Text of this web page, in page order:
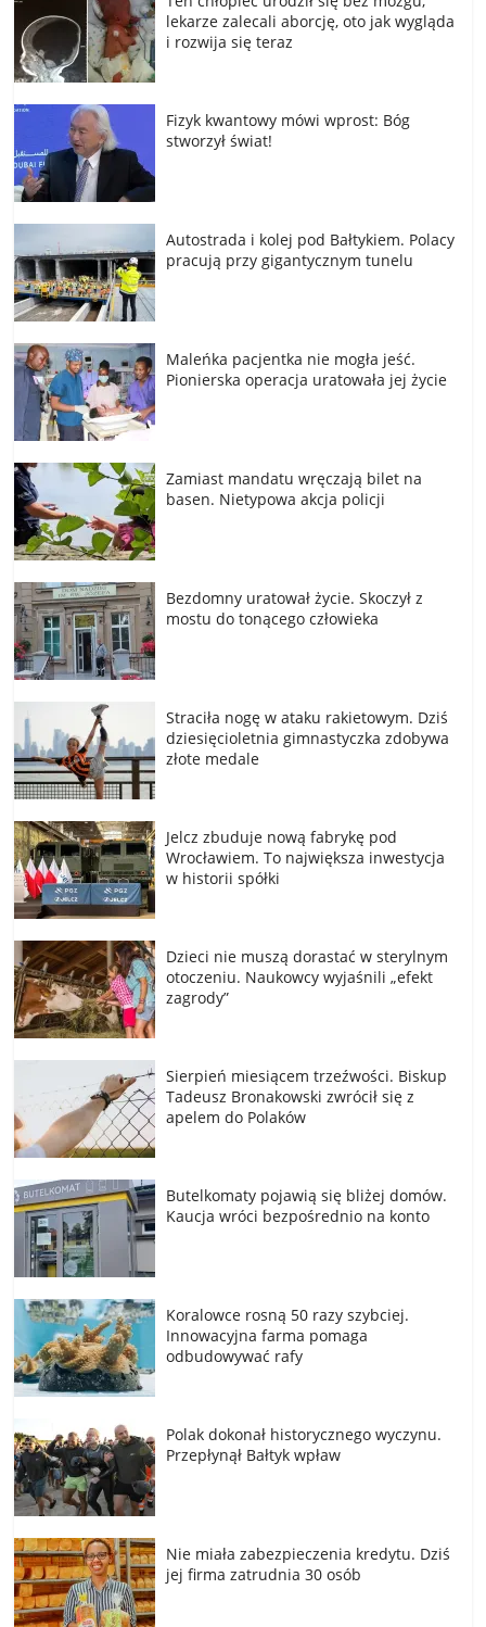
lekarze zalecali aborcję, oto jak wygląda
i rozwija się teraz
Fizyk kwantowy mówi wprost: Bóg
stworzył świat!
Autostrada i kolej pod Bałtykiem. Polacy
pracują przy gigantycznym tunelu
Maleńka pacjentka nie mogła jeść.
Pionierska operacja uratowała jej życie
Zamiast mandatu wręczają bilet na
basen. Nietypowa akcja policji
Bezdomny uratował życie. Skoczył z
mostu do tonącego człowieka
Straciła nogę w ataku rakietowym. Dziś
dziesięcioletnia gimnastyczka zdobywa
złote medale
Jelcz zbuduje nową fabrykę pod
Wrocławiem. To największa inwestycja
w historii spółki
Dzieci nie muszą dorastać w sterylnym
otoczeniu. Naukowcy wyjaśnili „efekt
zagrody”
Sierpień miesiącem trzeźwości. Biskup
Tadeusz Bronakowski zwrócił się z
apelem do Polaków
Butelkomaty pojawią się bliżej domów.
Kaucja wróci bezpośrednio na konto
Koralowce rosną 50 razy szybciej.
Innowacyjna farma pomaga
odbudowywać rafy
Polak dokonał historycznego wyczynu.
Przepłynął Bałtyk wpław
Nie miała zabezpieczenia kredytu. Dziś
jej firma zatrudnia 30 osób